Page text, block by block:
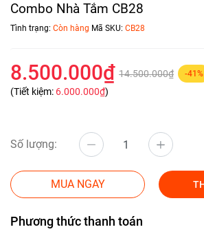
Combo Nhà Tắm CB28
Tình trạng: Còn hàng Mã SKU: CB28
8.500.000₫ 14.500.000₫ -41%
(Tiết kiệm: 6.000.000₫)
Số lượng:
MUA NGAY
Phương thức thanh toán